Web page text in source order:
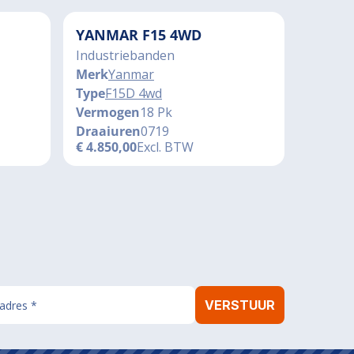
YANMAR F15 4WD
Industriebanden
MerkYanmar
TypeF15D 4wd
Vermogen18 Pk
Draaiuren0719
€4.850,00Excl. BTW